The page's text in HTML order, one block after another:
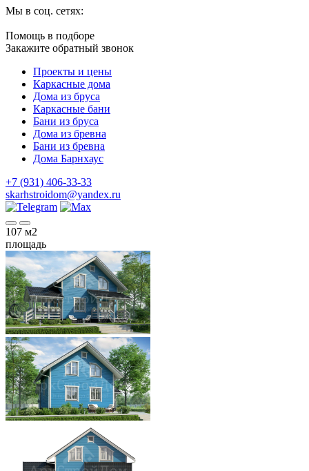
Мы в соц. сетях:
Помощь в подборе
Закажите обратный звонок
Проекты и цены
Каркасные дома
Дома из бруса
Каркасные бани
Бани из бруса
Дома из бревна
Бани из бревна
Дома Барнхаус
+7 (931) 406-33-33
skarhstroidom@yandex.ru
107 м2
площадь